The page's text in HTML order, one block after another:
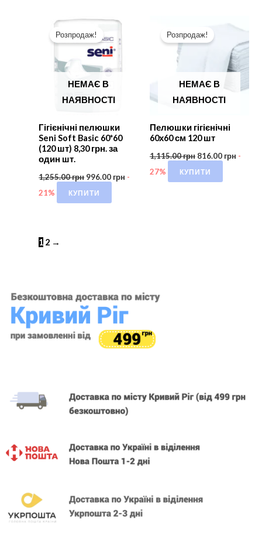
НЕМАЄ В
НАЯВНОСТІ
Розпродаж!
Гігієнічні пелюшки
Seni Soft Basic 60*60
(120 шт) 8,30 грн. за
один шт.
1,255.00грн 996.00 грн -
21%
КУПИТИ
НЕМАЄ В
НАЯВНОСТІ
Розпродаж!
Пелюшки гігієнічні
60х60 см 120 шт
1,115.00грн 816.00 грн -
27%
КУПИТИ
1 2 →